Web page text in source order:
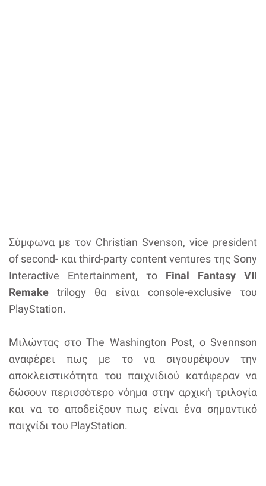
Σύμφωνα με τον Christian Svenson, vice president
of second- και third-party content ventures της Sony
Interactive Entertainment, το Final Fantasy VII
Remake trilogy θα είναι console-exclusive του
PlayStation.
Μιλώντας στο The Washington Post, o Svennson
αναφέρει πως με το να σιγουρέψουν την
αποκλειστικότητα του παιχνιδιού κατάφεραν να
δώσουν περισσότερο νόημα στην αρχική τριλογία
και να το αποδείξουν πως είναι ένα σημαντικό
παιχνίδι του PlayStation.